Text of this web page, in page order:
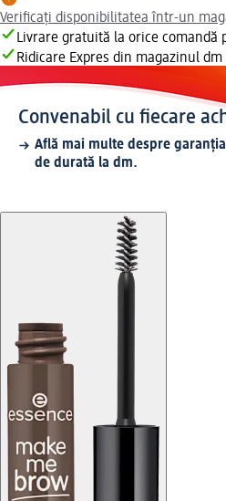
Verificați disponibilitatea într-un
Livrare gratuită la orice comandă
Ridicare Expres din magazinul
Convenabil cu fiecare
Află mai multe despre
de durată la dm.